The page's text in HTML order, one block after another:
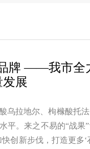
牌 ——我市全
发展
拉地尔、枸橼酸托
平。来之不易的“战果
创新步伐，打造更多